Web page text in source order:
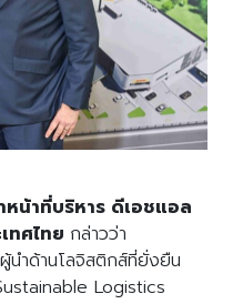
หน้าที่บริหาร ดีเอชแอล
ทศไทย กล่าวว่า
ผู้นำด้านโลจิสติกส์ที่ยั่งยืน
Logistics